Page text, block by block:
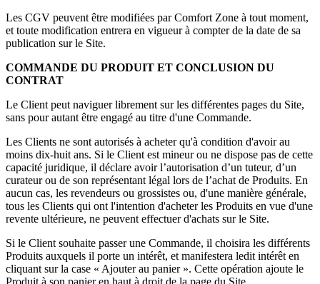
Les CGV peuvent être modifiées par Comfort Zone à tout moment,
et toute modification entrera en vigueur à compter de la date de sa
publication sur le Site.
COMMANDE DU PRODUIT ET CONCLUSION DU
CONTRAT
Le Client peut naviguer librement sur les différentes pages du Site,
sans pour autant être engagé au titre d'une Commande.
Les Clients ne sont autorisés à acheter qu'à condition d'avoir au
moins dix-huit ans. Si le Client est mineur ou ne dispose pas de cette
capacité juridique, il déclare avoir l’autorisation d’un tuteur, d’un
curateur ou de son représentant légal lors de l’achat de Produits. En
aucun cas, les revendeurs ou grossistes ou, d'une manière générale,
tous les Clients qui ont l'intention d'acheter les Produits en vue d'une
revente ultérieure, ne peuvent effectuer d'achats sur le Site.
Si le Client souhaite passer une Commande, il choisira les différents
Produits auxquels il porte un intérêt, et manifestera ledit intérêt en
cliquant sur la case « Ajouter au panier ». Cette opération ajoute le
Produit à son panier en haut à droit de la page du Site.